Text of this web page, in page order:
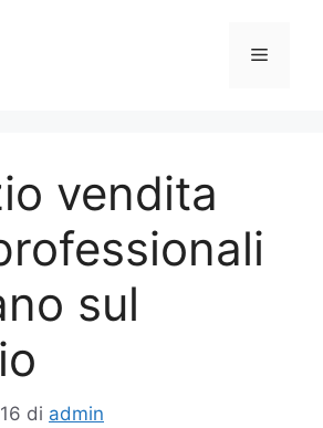
Menu
vendita
sul
di admin